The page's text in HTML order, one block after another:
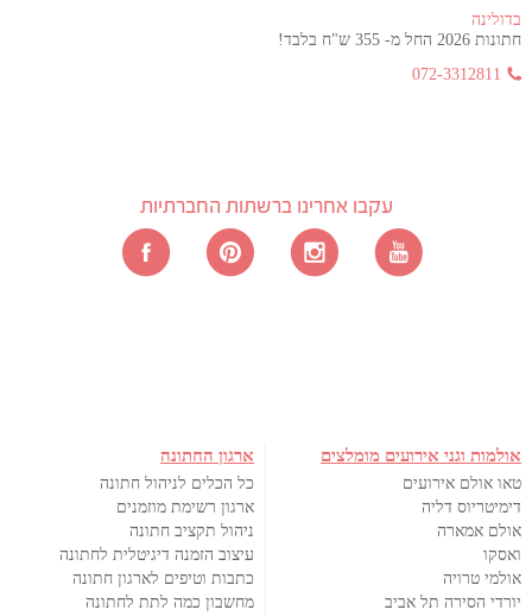
בדולינה
חתונות 2026 החל מ- 355 ש"ח בלבד!
072-3312811
עקבו אחרינו ברשתות החברתיות
אולמות וגני אירועים מומלצים
טאו אולם אירועים
דימיטריוס דליה
אולם אמארה
ואסקו
אולמי טרויה
יורדי הסירה תל אביב
ארגון החתונה
כל הכלים לניהול חתונה
ארגון רשימת מוזמנים
ניהול תקציב חתונה
עיצוב הזמנה דיגיטלית לחתונה
כתבות וטיפים לארגון חתונה
מחשבון כמה לתת לחתונה